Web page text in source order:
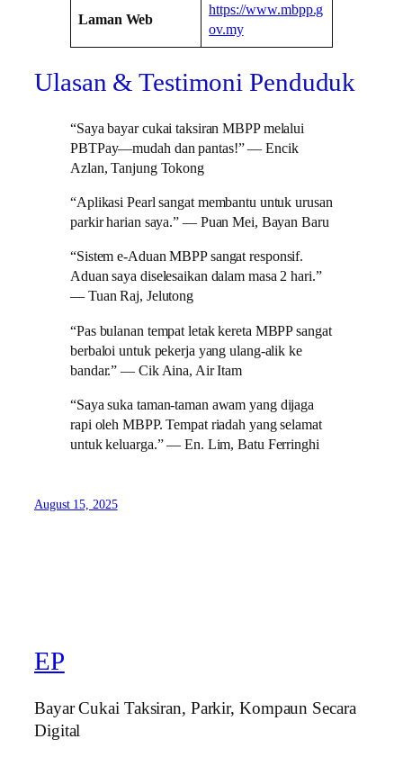
Laman Web
https://www.mbpp.g
ov.my
Ulasan & Testimoni Penduduk
“Saya bayar cukai taksiran MBPP melalui
PBTPay—mudah dan pantas!” — Encik
Azlan, Tanjung Tokong
“Aplikasi Pearl sangat membantu untuk urusan
parkir harian saya.” — Puan Mei, Bayan Baru
“Sistem e-Aduan MBPP sangat responsif.
Aduan saya diselesaikan dalam masa 2 hari.”
— Tuan Raj, Jelutong
“Pas bulanan tempat letak kereta MBPP sangat
berbaloi untuk pekerja yang ulang-alik ke
bandar.” — Cik Aina, Air Itam
“Saya suka taman-taman awam yang dijaga
rapi oleh MBPP. Tempat riadah yang selamat
untuk keluarga.” — En. Lim, Batu Ferringhi
August 15, 2025
EP
Bayar Cukai Taksiran, Parkir, Kompaun Secara
Digital